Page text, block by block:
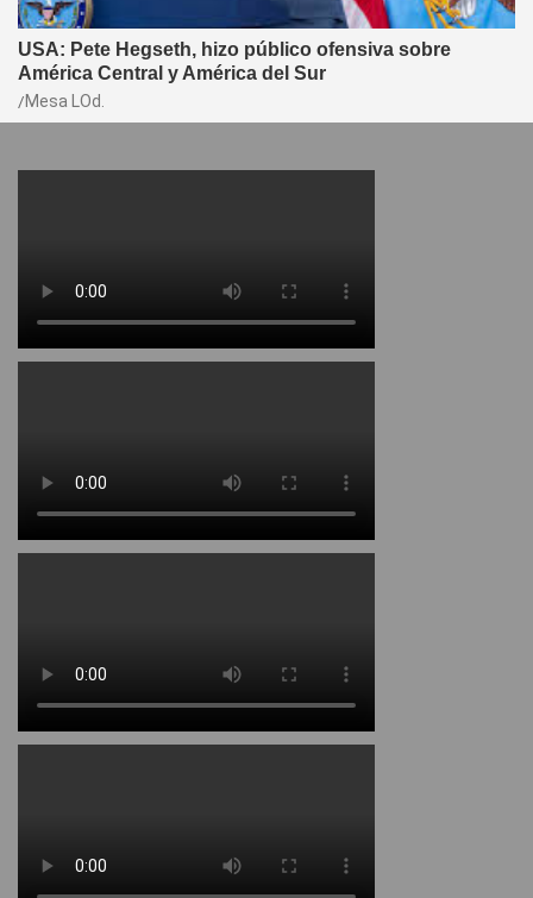
USA: Pete Hegseth, hizo público ofensiva sobre
América Central y América del Sur
Mesa LOd.